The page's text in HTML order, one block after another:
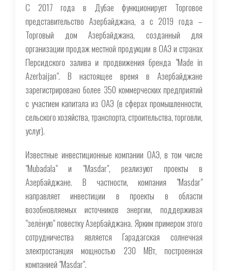
С 2017 года в Дубае функционирует Торговое
представительство Азербайджана, а с 2019 года –
Торговый дом Азербайджана, созданный для
организации продаж местной продукции в ОАЭ и странах
Персидского залива и продвижения бренда "Made in
Azerbaijan". В настоящее время в Азербайджане
зарегистрировано более 350 коммерческих предприятий
с участием капитала из ОАЭ (в сферах промышленности,
сельского хозяйства, транспорта, строительства, торговли,
услуг).
Известные инвестиционные компании ОАЭ, в том числе
"Mubadala" и "Masdar", реализуют проекты в
Азербайджане. В частности, компания "Masdar"
направляет инвестиции в проекты в области
возобновляемых источников энергии, поддерживая
"зелёную" повестку Азербайджана. Ярким примером этого
сотрудничества является Гарадагская солнечная
электростанция мощностью 230 МВт, построенная
компанией "Masdar".